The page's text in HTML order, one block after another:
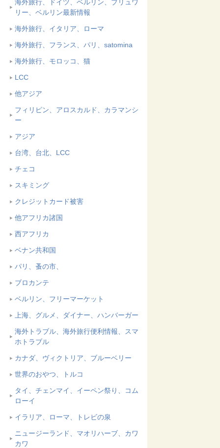
海外旅行、ドイツ、ベルリン、ブリュワ
リー、ベルリン最新情報
海外旅行、イタリア、ローマ
海外旅行、フランス、パリ、satomina
海外旅行、モロッコ、猫
LCC
他アジア
フィリピン、アロスカルド、カラマンシ
ー
アジア
台湾、台北、LCC
チェコ
スキミング
クレジットカード被害
他アフリカ諸国
西アフリカ
ベナン共和国
パリ、蚤の市、
ブロカンテ
ベルリン、フリーマーケット
上海、グルメ、ダイナー、ハンバーガー
海外トラブル、海外旅行便利情報、スマ
ホトラブル
カナダ、ヴィクトリア、ブルーベリー
世界のおやつ、トルコ
タイ、チェンマイ、イーペン祭り、コム
ローイ
イラリア、ローマ、トレビの泉
ニュージーランド、マオリハーブ、カワ
カワ